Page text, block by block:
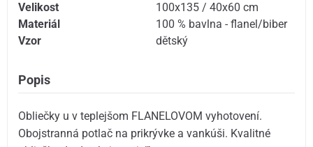
Velikost
100x135 / 40x60 cm
Materiál
100 % bavlna - flanel/biber
Vzor
dětský
Popis
Obliečky u v teplejšom FLANELOVOM vyhotovení.
Obojstranná potlač na prikrývke a vankúši. Kvalitné